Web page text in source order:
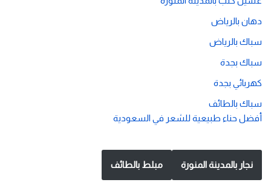
دهان بالرياض
سباك بالرياض
سباك بجدة
كهربائي بجدة
سباك بالطائف
أفضل حناء طبيعية للشعر في السعودية
نجار بالمدينة المنورة مبلط بالطائف